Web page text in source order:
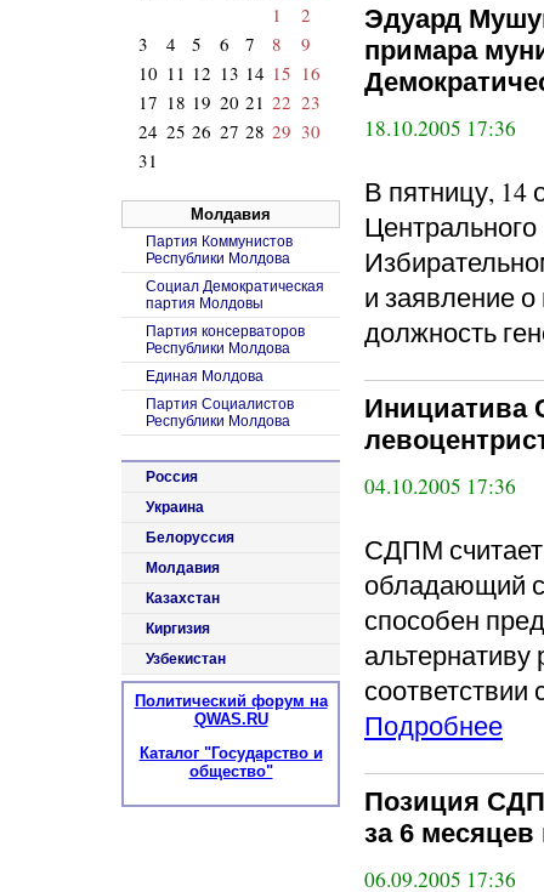
Эдуард
примара
18.10.2005 17:36
В пятницу, 14
и заявление
должность
Инициатива
04.10.2005 17:36
СДПМ
обладающий
способен
Подробнее
Позиция
за 6
06.09.2005 17:36
1
2
3
4 5 6 7 8
9
10 11 12 13 14 15 16
17 18 19 20 21 22 23
24 25 26 27 28 29 30
31
Молдавия
Партия Коммунистов
Республики Молдова
Социал Демократическая
партия Молдовы
Партия консерваторов
Республики Молдова
Единая Молдова
Партия Социалистов
Республики Молдова
Россия
Украина
Белоруссия
Молдавия
Казахстан
Киргизия
Узбекистан
Политический форум на
QWAS.RU
Каталог "Государство и
общество"